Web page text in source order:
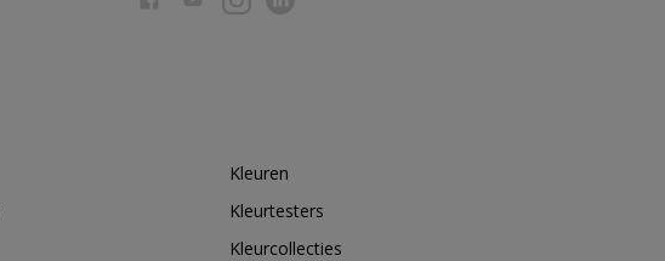
Kleuren
Kleurtesters
Kleurcollecties